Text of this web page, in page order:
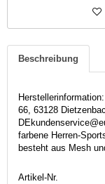
Beschreibung
66, 63128
farbene Herren-
besteht aus Mesh
Artikel-Nr.